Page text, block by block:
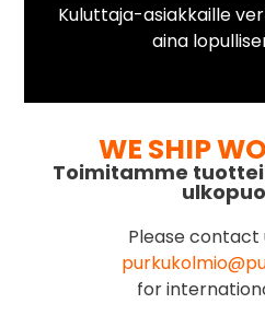
Kuluttaja-asiakkaille
aina
WE SHIP
Toimitamme
Please contact
for